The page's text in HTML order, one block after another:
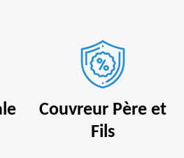
Couvreur Père et
Fils